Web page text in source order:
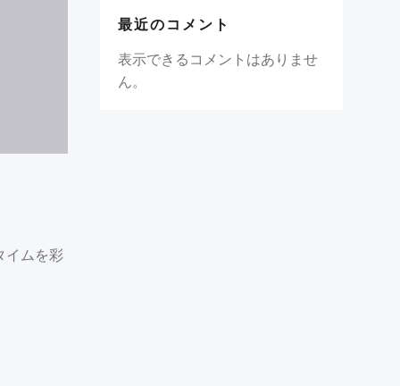
イムを彩
最近のコメント
表示できるコメントはありませ
ん。